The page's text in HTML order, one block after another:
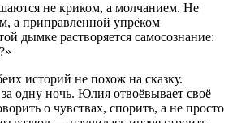
не криком, а молчанием. Не
а приправленной упрёком
дымке растворяется самосознание:
историй не похож на сказку.
одну ночь. Юлия отвоёвывает своё
о чувствах, спорить, а не просто